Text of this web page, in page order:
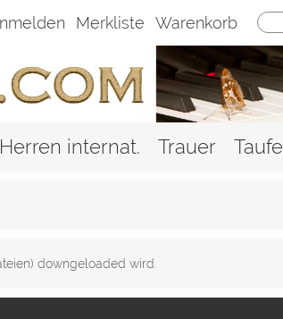
Merkliste Warenkorb
Herren internat. Trauer Taufe
downgeloaded wird.